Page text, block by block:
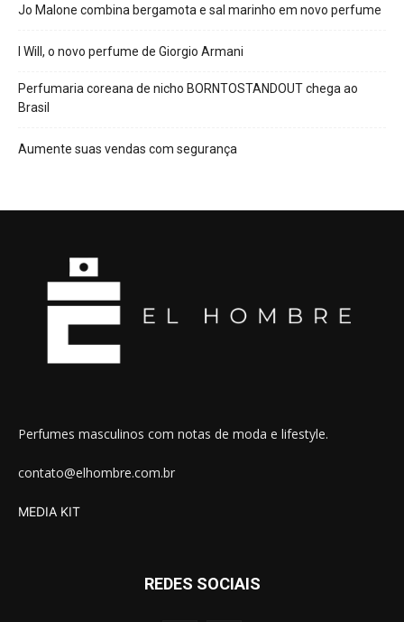
Jo Malone combina bergamota e sal marinho em novo perfume
I Will, o novo perfume de Giorgio Armani
Perfumaria coreana de nicho BORNTOSTANDOUT chega ao
Brasil
Aumente suas vendas com segurança
Perfumes masculinos com notas de moda e lifestyle.
contato@elhombre.com.br
MEDIA KIT
REDES SOCIAIS